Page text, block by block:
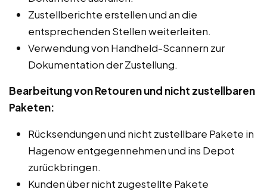
Zustellberichte erstellen und an die
entsprechenden Stellen weiterleiten.
Verwendung von Handheld-Scannern zur
Dokumentation der Zustellung.
Bearbeitung von Retouren und nicht zustellbaren
Paketen:
Rücksendungen und nicht zustellbare Pakete in
Hagenow entgegennehmen und ins Depot
zurückbringen.
Kunden über nicht zugestellte Pakete